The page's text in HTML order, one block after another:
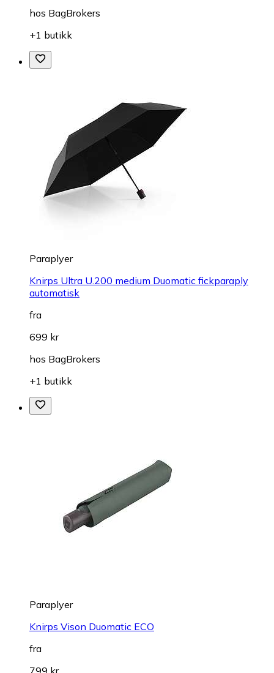
hos BagBrokers
+1 butikk
Paraplyer
Knirps Ultra U.200 medium Duomatic fickparaply
automatisk
fra
699 kr
hos BagBrokers
+1 butikk
Paraplyer
Knirps Vison Duomatic ECO
fra
799 kr